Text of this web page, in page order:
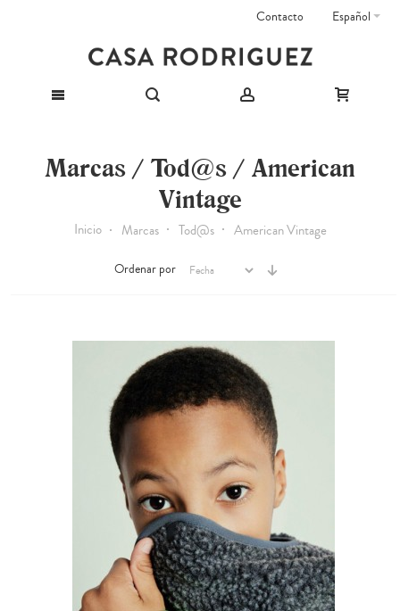
Español
Contacto
Marcas / Tod@s / American
Vintage
Inicio Marcas Tod@s American Vintage
Ordenar por